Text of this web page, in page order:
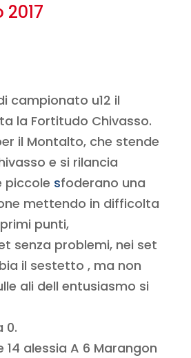
2017
campionato u12 il
la Fortitudo Chivasso.
il Montalto, che stende
e si rilancia
piccole sfoderano una
mettendo in difficolta
punti,
senza problemi, nei set
il sestetto , ma non
ali dell entusiasmo si
0.
14 alessia A 6 Marangon